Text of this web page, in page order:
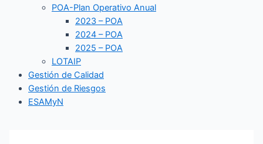
POA-Plan Operativo Anual
2023 – POA
2024 – POA
2025 – POA
LOTAIP
Gestión de Calidad
Gestión de Riesgos
ESAMyN